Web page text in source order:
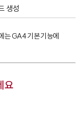
생성
는 GA4 기본 기능에
요